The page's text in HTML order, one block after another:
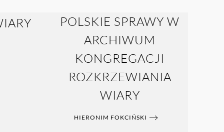
POLSKIE SPRAWY W
ARCHIWUM
KONGREGACJI
ROZKRZEWIANIA
WIARY
HIERONIM FOKCIŃSKI